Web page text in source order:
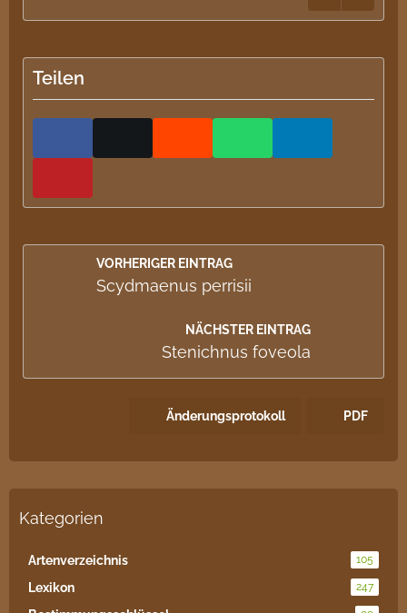
Teilen
VORHERIGER EINTRAG
Scydmaenus perrisii
NÄCHSTER EINTRAG
Stenichnus foveola
Änderungsprotokoll PDF
Kategorien
Artenverzeichnis 105
Lexikon 247